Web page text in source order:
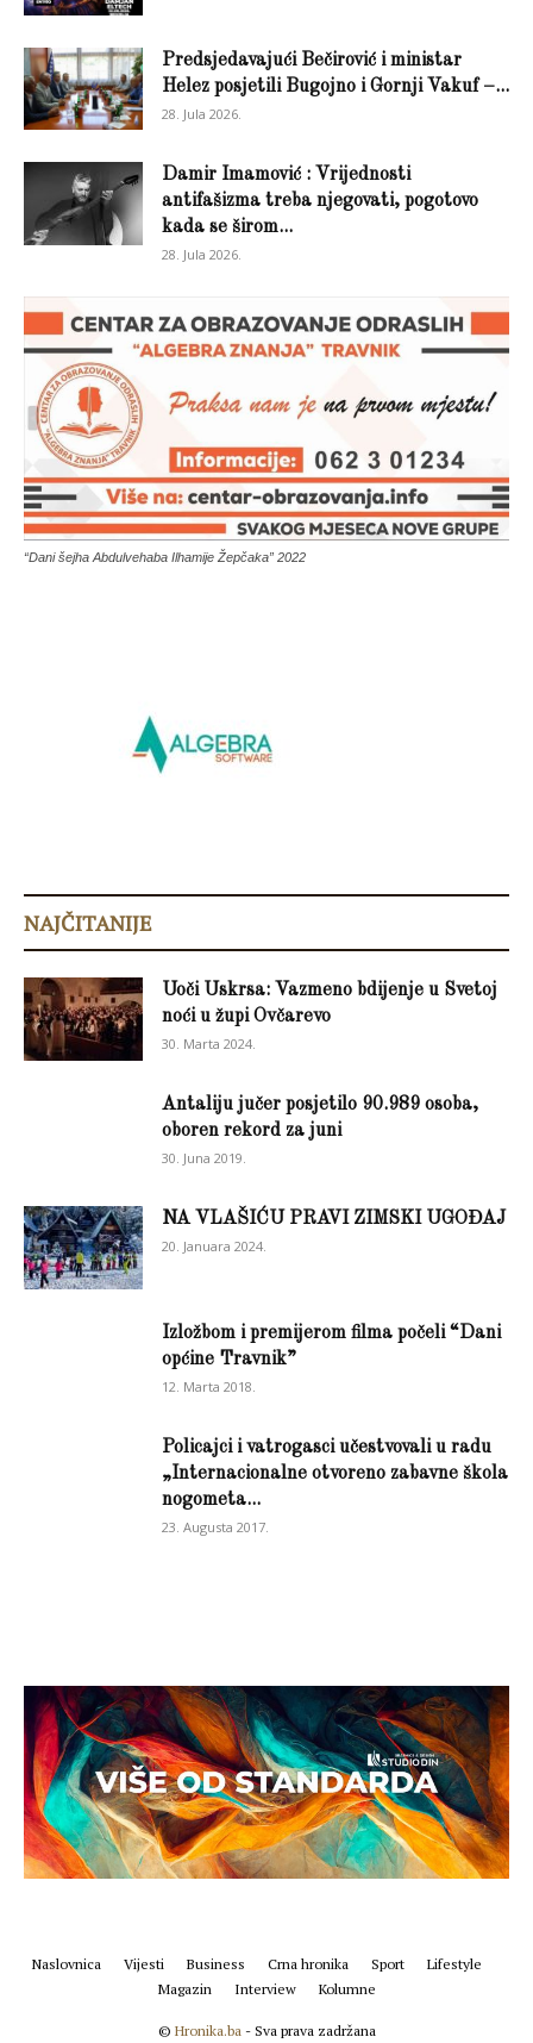
Predsjedavajući Bečirović i ministar
Helez posjetili Bugojno i Gornji Vakuf –...
28. Jula 2026.
Damir Imamović : Vrijednosti
antifašizma treba njegovati, pogotovo
kada se širom...
28. Jula 2026.
“Dani šejha Abdulvehaba Ilhamije Žepčaka” 2022
NAJČITANIJE
Uoči Uskrsa: Vazmeno bdijenje u Svetoj
noći u župi Ovčarevo
30. Marta 2024.
Antaliju jučer posjetilo 90.989 osoba,
oboren rekord za juni
30. Juna 2019.
NA VLAŠIĆU PRAVI ZIMSKI UGOĐAJ
20. Januara 2024.
Izložbom i premijerom filma počeli “Dani
općine Travnik”
12. Marta 2018.
Policajci i vatrogasci učestvovali u radu
„Internacionalne otvoreno zabavne škola
nogometa...
23. Augusta 2017.
Naslovnica Vijesti Business Crna hronika Sport
Lifestyle
Magazin
Interview Kolumne
© Hronika.ba- Sva prava zadržana